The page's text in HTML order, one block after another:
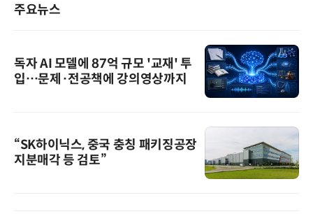
주요뉴스
독자 AI 모델에 87억 규모 '교재' 투
입…문제·전공책에 강의영상까지
“SK하이닉스, 중국 충칭 패키징공장
지분매각 등 검토”